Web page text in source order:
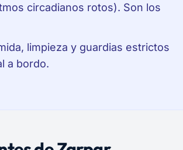
circadianos rotos). Son los
limpieza y guardias estrictos
a bordo.